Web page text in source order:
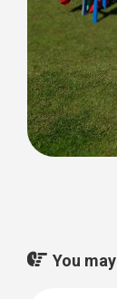
You